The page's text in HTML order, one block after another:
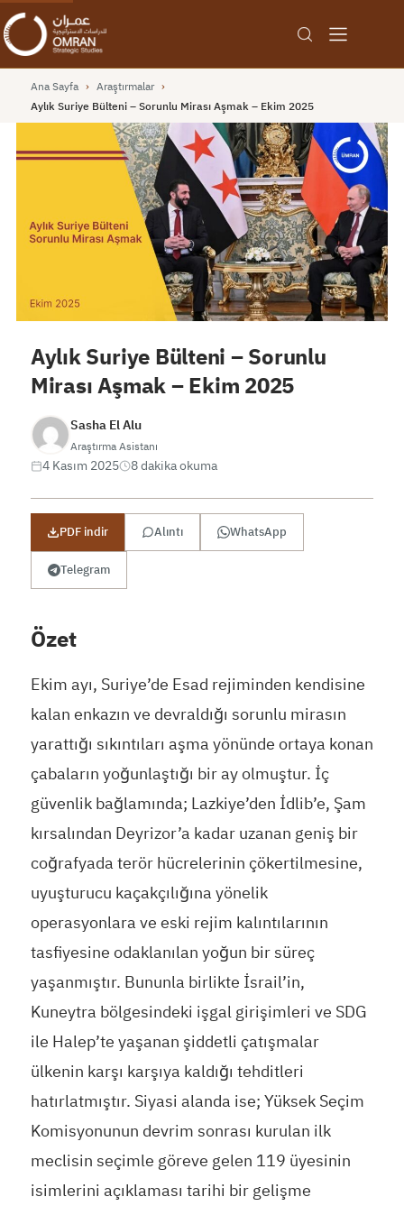
Ana Sayfa › Araştırmalar ›
Aylık Suriye Bülteni – Sorunlu Mirası Aşmak – Ekim 2025
Aylık Suriye Bülteni – Sorunlu
Mirası Aşmak – Ekim 2025
Sasha El Alu
Araştırma Asistanı
4 Kasım 2025 8 dakika okuma
PDF indir Alıntı WhatsApp
Telegram
Özet
Ekim ayı, Suriye’de Esad rejiminden kendisine
kalan enkazın ve devraldığı sorunlu mirasın
yarattığı sıkıntıları aşma yönünde ortaya konan
çabaların yoğunlaştığı bir ay olmuştur. İç
güvenlik bağlamında; Lazkiye’den İdlib’e, Şam
kırsalından Deyrizor’a kadar uzanan geniş bir
coğrafyada terör hücrelerinin çökertilmesine,
uyuşturucu kaçakçılığına yönelik
operasyonlara ve eski rejim kalıntılarının
tasfiyesine odaklanılan yoğun bir süreç
yaşanmıştır. Bununla birlikte İsrail’in,
Kuneytra bölgesindeki işgal girişimleri ve SDG
ile Halep’te yaşanan şiddetli çatışmalar
ülkenin karşı karşıya kaldığı tehditleri
hatırlatmıştır. Siyasi alanda ise; Yüksek Seçim
Komisyonunun devrim sonrası kurulan ilk
meclisin seçimle göreve gelen 119 üyesinin
isimlerini açıklaması tarihi bir gelişme